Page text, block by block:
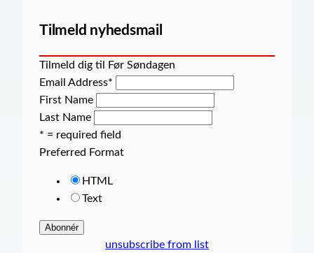
Tilmeld nyhedsmail
Tilmeld dig til Før Søndagen
Email Address*
First Name
Last Name
* = required field
Preferred Format
HTML
Text
unsubscribe from list